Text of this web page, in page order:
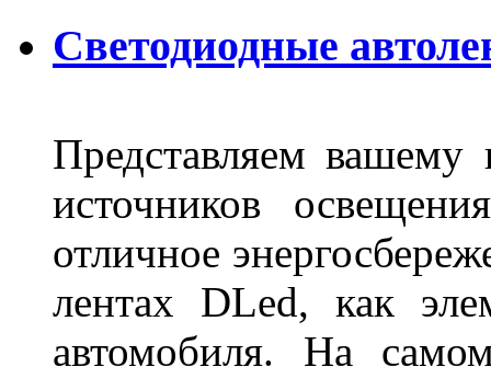
Светодиодные
Представляем
источников
отличное
лентах DLed, как
автомобиля. На